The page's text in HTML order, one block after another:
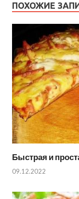
ПОХОЖИЕ
Быстрая и
09.12.2022